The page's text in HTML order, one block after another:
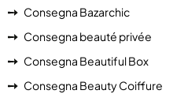
Consegna Bazarchic
Consegna beauté privée
Consegna Beautiful Box
Consegna Beauty Coiffure